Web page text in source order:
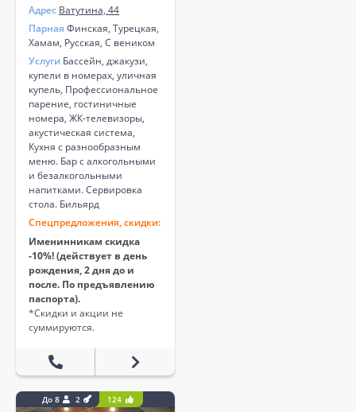
Адрес Ватутина, 44
Парная Финская, Турецкая,
Хамам, Русская, С веником
Услуги Бассейн, джакузи,
купели в номерах, уличная
купель, Профессиональное
парение, гостиничные
номера, ЖК-телевизоры,
акустическая система,
Кухня с разнообразным
меню. Бар с алкогольными
и безалкогольными
напитками. Сервировка
стола. Бильярд
Спецпредложения, скидки:
Именинникам скидка
-10%! (действует в день
рождения, 2 дня до и
после. По предъявлению
паспорта).
*Скидки и акции не
суммируются.
До 8 2 124